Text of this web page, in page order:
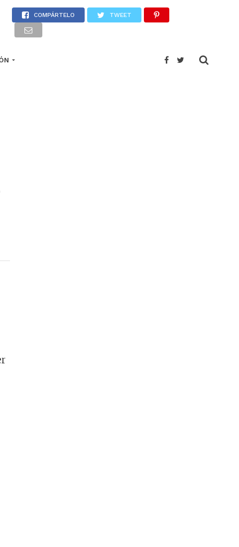
COMPÁRTELO TWEET